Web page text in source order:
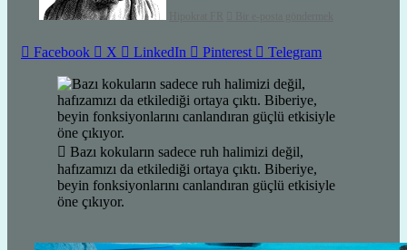
Facebook X LinkedIn Pinterest Telegram
Bazı kokuların sadece ruh halimizi değil,
hafızamızı da etkilediği ortaya çıktı. Biberiye,
beyin fonksiyonlarını canlandıran güçlü etkisiyle
öne çıkıyor.